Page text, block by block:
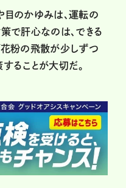
のかゆみは、運転の
で肝心なのは、できる
花粉の飛散が少しずつ
ることが大切だ。